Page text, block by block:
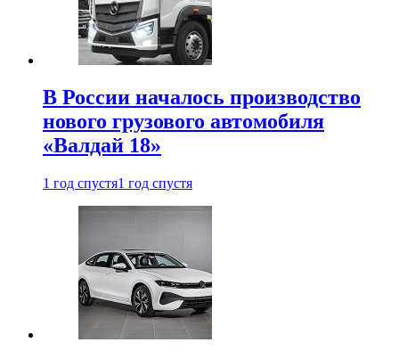
В России началось производство
нового грузового автомобиля
«Валдай 18»
1 год спустя1 год спустя